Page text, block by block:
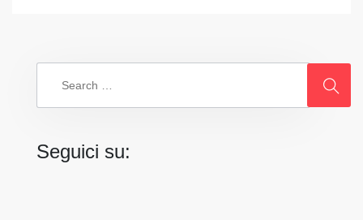
Seguici su: